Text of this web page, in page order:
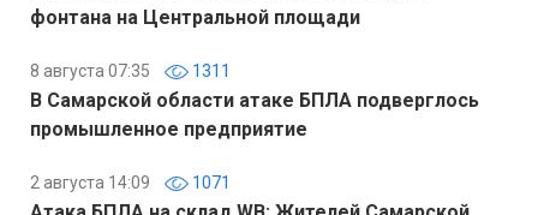
фонтана на Центральной площади
8 августа 07:35 1311
В Самарской области атаке БПЛА подверглось
промышленное предприятие
2 августа 14:09 1071